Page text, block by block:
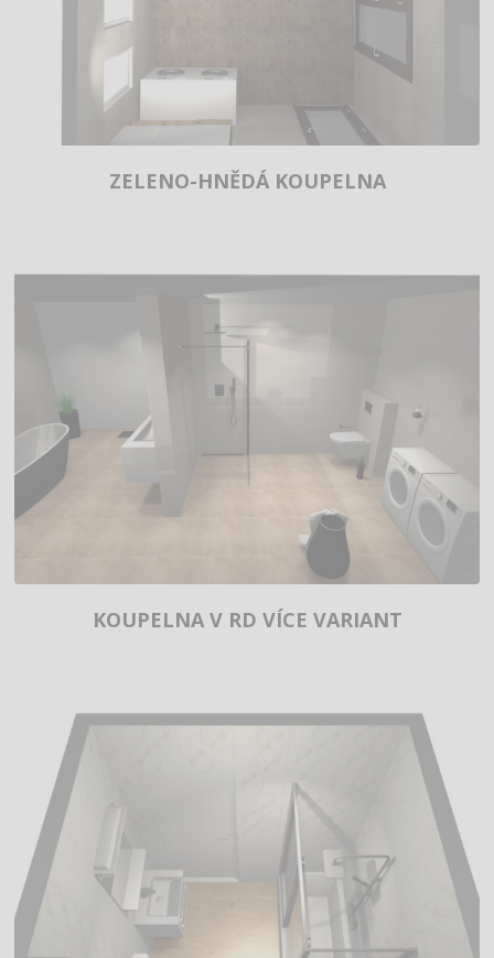
ZELENO-HNĚDÁ KOUPELNA
KOUPELNA V RD VÍCE VARIANT